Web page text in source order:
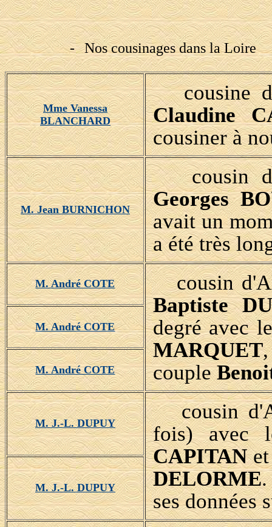
- Nos cousinages dans la Loire
Mme Vanessa
BLANCHARD
cousine
Claudine
cousiner à
M. Jean BURNICHON
cousin
Georges
avait un
a été très
M. André COTE
cousin
Baptiste
degré avec
MARQUET
couple
M. André COTE
M. André COTE
M. J.-L. DUPUY
cousin
fois) avec
CAPITANet
DELORME.
ses données
M. J.-L. DUPUY